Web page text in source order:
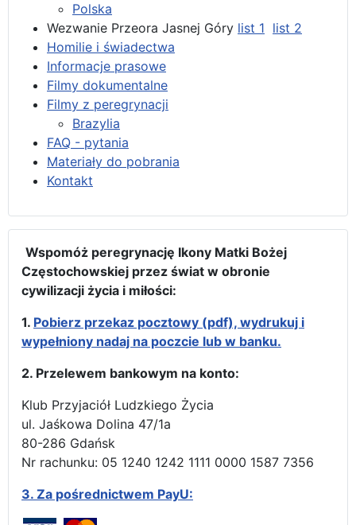
Polska
Wezwanie Przeora Jasnej Góry list 1 list 2
Homilie i świadectwa
Informacje prasowe
Filmy dokumentalne
Filmy z peregrynacji
Brazylia
FAQ - pytania
Materiały do pobrania
Kontakt
Wspomóż peregrynację Ikony Matki Bożej
Częstochowskiej przez świat w obronie
cywilizacji życia i miłości:
1. Pobierz przekaz pocztowy (pdf), wydrukuj i
wypełniony nadaj na poczcie lub w banku.
2. Przelewem bankowym na konto:
Klub Przyjaciół Ludzkiego Życia
ul. Jaśkowa Dolina 47/1a
80-286 Gdańsk
Nr rachunku: 05 1240 1242 1111 0000 1587 7356
3. Za pośrednictwem PayU: